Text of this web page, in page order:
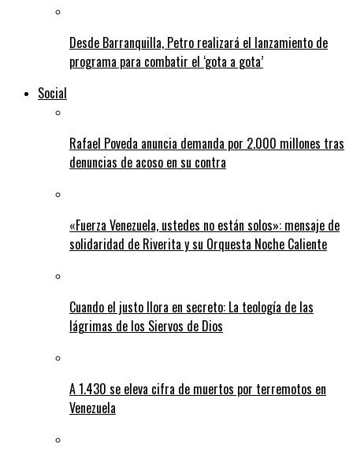
Desde Barranquilla, Petro realizará el lanzamiento de
programa para combatir el ‘gota a gota’
Social
Rafael Poveda anuncia demanda por 2.000 millones tras
denuncias de acoso en su contra
«Fuerza Venezuela, ustedes no están solos»: mensaje de
solidaridad de Riverita y su Orquesta Noche Caliente
Cuando el justo llora en secreto: La teología de las
lágrimas de los Siervos de Dios
A 1.430 se eleva cifra de muertos por terremotos en
Venezuela